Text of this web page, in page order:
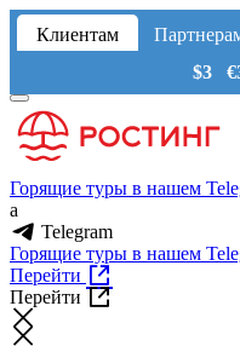
Клиентам
$3
Горящие туры в нашем
a
Telegram
Горящие туры в нашем
Перейти
Перейти